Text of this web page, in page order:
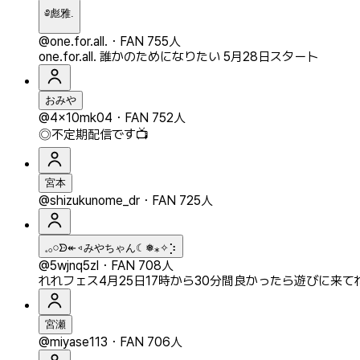
༅彪雅.
@one.for.all. ・ FAN 755人
one.for.all. 誰かのためになりたい 5月28日スタート
おみや
@4x10mk04 ・ FAN 752人
◎不定期配信です📺
宮本
@shizukunome_dr ・ FAN 725人
𓈒𓂂𓏸ᗦ↞◃みやちゃん☾❅⁎✧⡱
@5wjnq5zl ・ FAN 708人
れれフェス4月25日17時から30分間良かったら遊びに来て
宮瀬
@miyase113 ・ FAN 706人